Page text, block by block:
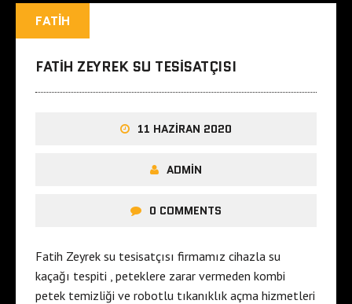
FATIH
FATIH ZEYREK SU TESISATÇISI
11 HAZIRAN 2020
ADMIN
0 COMMENTS
Fatih Zeyrek su tesisatçısı firmamız cihazla su
kaçağı tespiti , peteklere zarar vermeden kombi
petek temizliği ve robotlu tıkanıklık açma hizmetleri